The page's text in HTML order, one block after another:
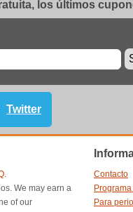
los últimos
Twitter
.
We may earn a
of our
Contacto
Para